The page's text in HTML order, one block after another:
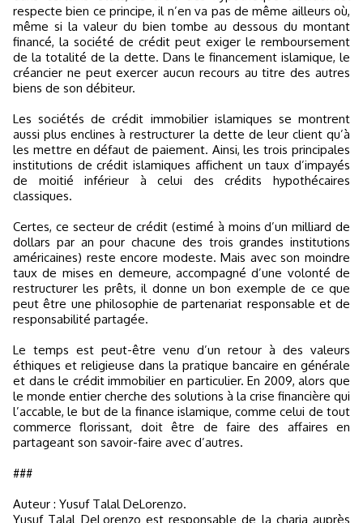
respecte bien ce principe, il n’en va pas de même ailleurs où,
même si la valeur du bien tombe au dessous du montant
financé, la société de crédit peut exiger le remboursement
de la totalité de la dette. Dans le financement islamique, le
créancier ne peut exercer aucun recours au titre des autres
biens de son débiteur.
Les sociétés de crédit immobilier islamiques se montrent
aussi plus enclines à restructurer la dette de leur client qu’à
les mettre en défaut de paiement. Ainsi, les trois principales
institutions de crédit islamiques affichent un taux d’impayés
de moitié inférieur à celui des crédits hypothécaires
classiques.
Certes, ce secteur de crédit (estimé à moins d’un milliard de
dollars par an pour chacune des trois grandes institutions
américaines) reste encore modeste. Mais avec son moindre
taux de mises en demeure, accompagné d’une volonté de
restructurer les prêts, il donne un bon exemple de ce que
peut être une philosophie de partenariat responsable et de
responsabilité partagée.
Le temps est peut-être venu d’un retour à des valeurs
éthiques et religieuse dans la pratique bancaire en générale
et dans le crédit immobilier en particulier. En 2009, alors que
le monde entier cherche des solutions à la crise financière qui
l’accable, le but de la finance islamique, comme celui de tout
commerce florissant, doit être de faire des affaires en
partageant son savoir-faire avec d’autres.
###
Auteur : Yusuf Talal DeLorenzo.
Yusuf Talal DeLorenzo est responsable de la charia auprès